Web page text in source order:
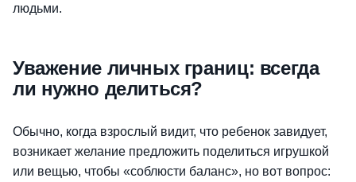
людьми.
Уважение личных границ: всегда
ли нужно делиться?
Обычно, когда взрослый видит, что ребенок завидует,
возникает желание предложить поделиться игрушкой
или вещью, чтобы «соблюсти баланс», но вот вопрос: